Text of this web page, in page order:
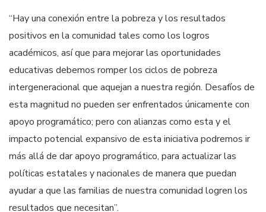
“Hay una conexión entre la pobreza y los resultados
positivos en la comunidad tales como los logros
académicos, así que para mejorar las oportunidades
educativas debemos romper los ciclos de pobreza
intergeneracional que aquejan a nuestra región. Desafíos de
esta magnitud no pueden ser enfrentados únicamente con
apoyo programático; pero con alianzas como esta y el
impacto potencial expansivo de esta iniciativa podremos ir
más allá de dar apoyo programático, para actualizar las
políticas estatales y nacionales de manera que puedan
ayudar a que las familias de nuestra comunidad logren los
resultados que necesitan”.